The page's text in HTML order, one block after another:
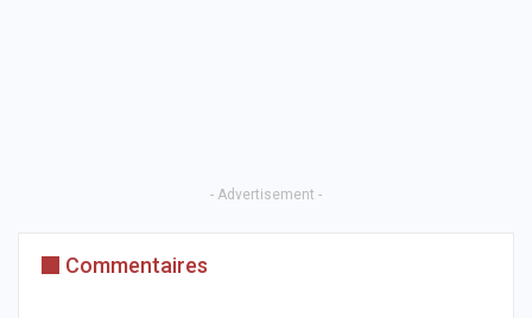
- Advertisement -
Commentaires